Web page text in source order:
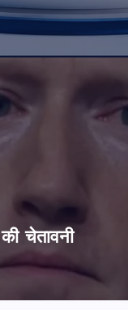
की चेतावनी